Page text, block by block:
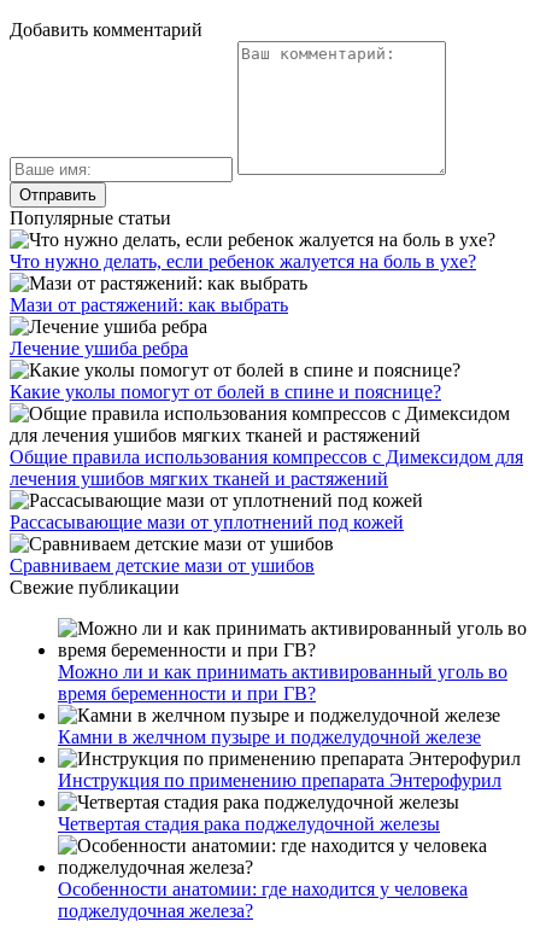
Добавить комментарий
Популярные статьи
Что нужно делать, если ребенок жалуется на боль в ухе?
Мази от растяжений: как выбрать
Лечение ушиба ребра
Какие уколы помогут от болей в спине и пояснице?
Общие правила использования компрессов с Димексидом для
лечения ушибов мягких тканей и растяжений
Рассасывающие мази от уплотнений под кожей
Сравниваем детские мази от ушибов
Свежие публикации
Можно ли и как принимать активированный уголь во
время беременности и при ГВ?
Камни в желчном пузыре и поджелудочной железе
Инструкция по применению препарата Энтерофурил
Четвертая стадия рака поджелудочной железы
Особенности анатомии: где находится у человека
поджелудочная железа?